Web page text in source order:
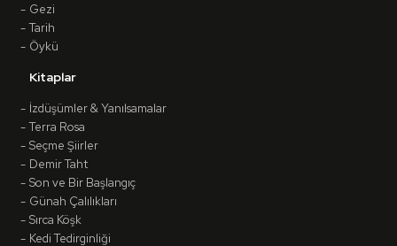
Gezi
Tarih
Öykü
Kitaplar
İzdüşümler & Yanılsamalar
Terra Rosa
Seçme Şiirler
Demir Taht
Son ve Bir Başlangıç
Günah Çalılıkları
Sırca Köşk
Kedi Tedirginliği